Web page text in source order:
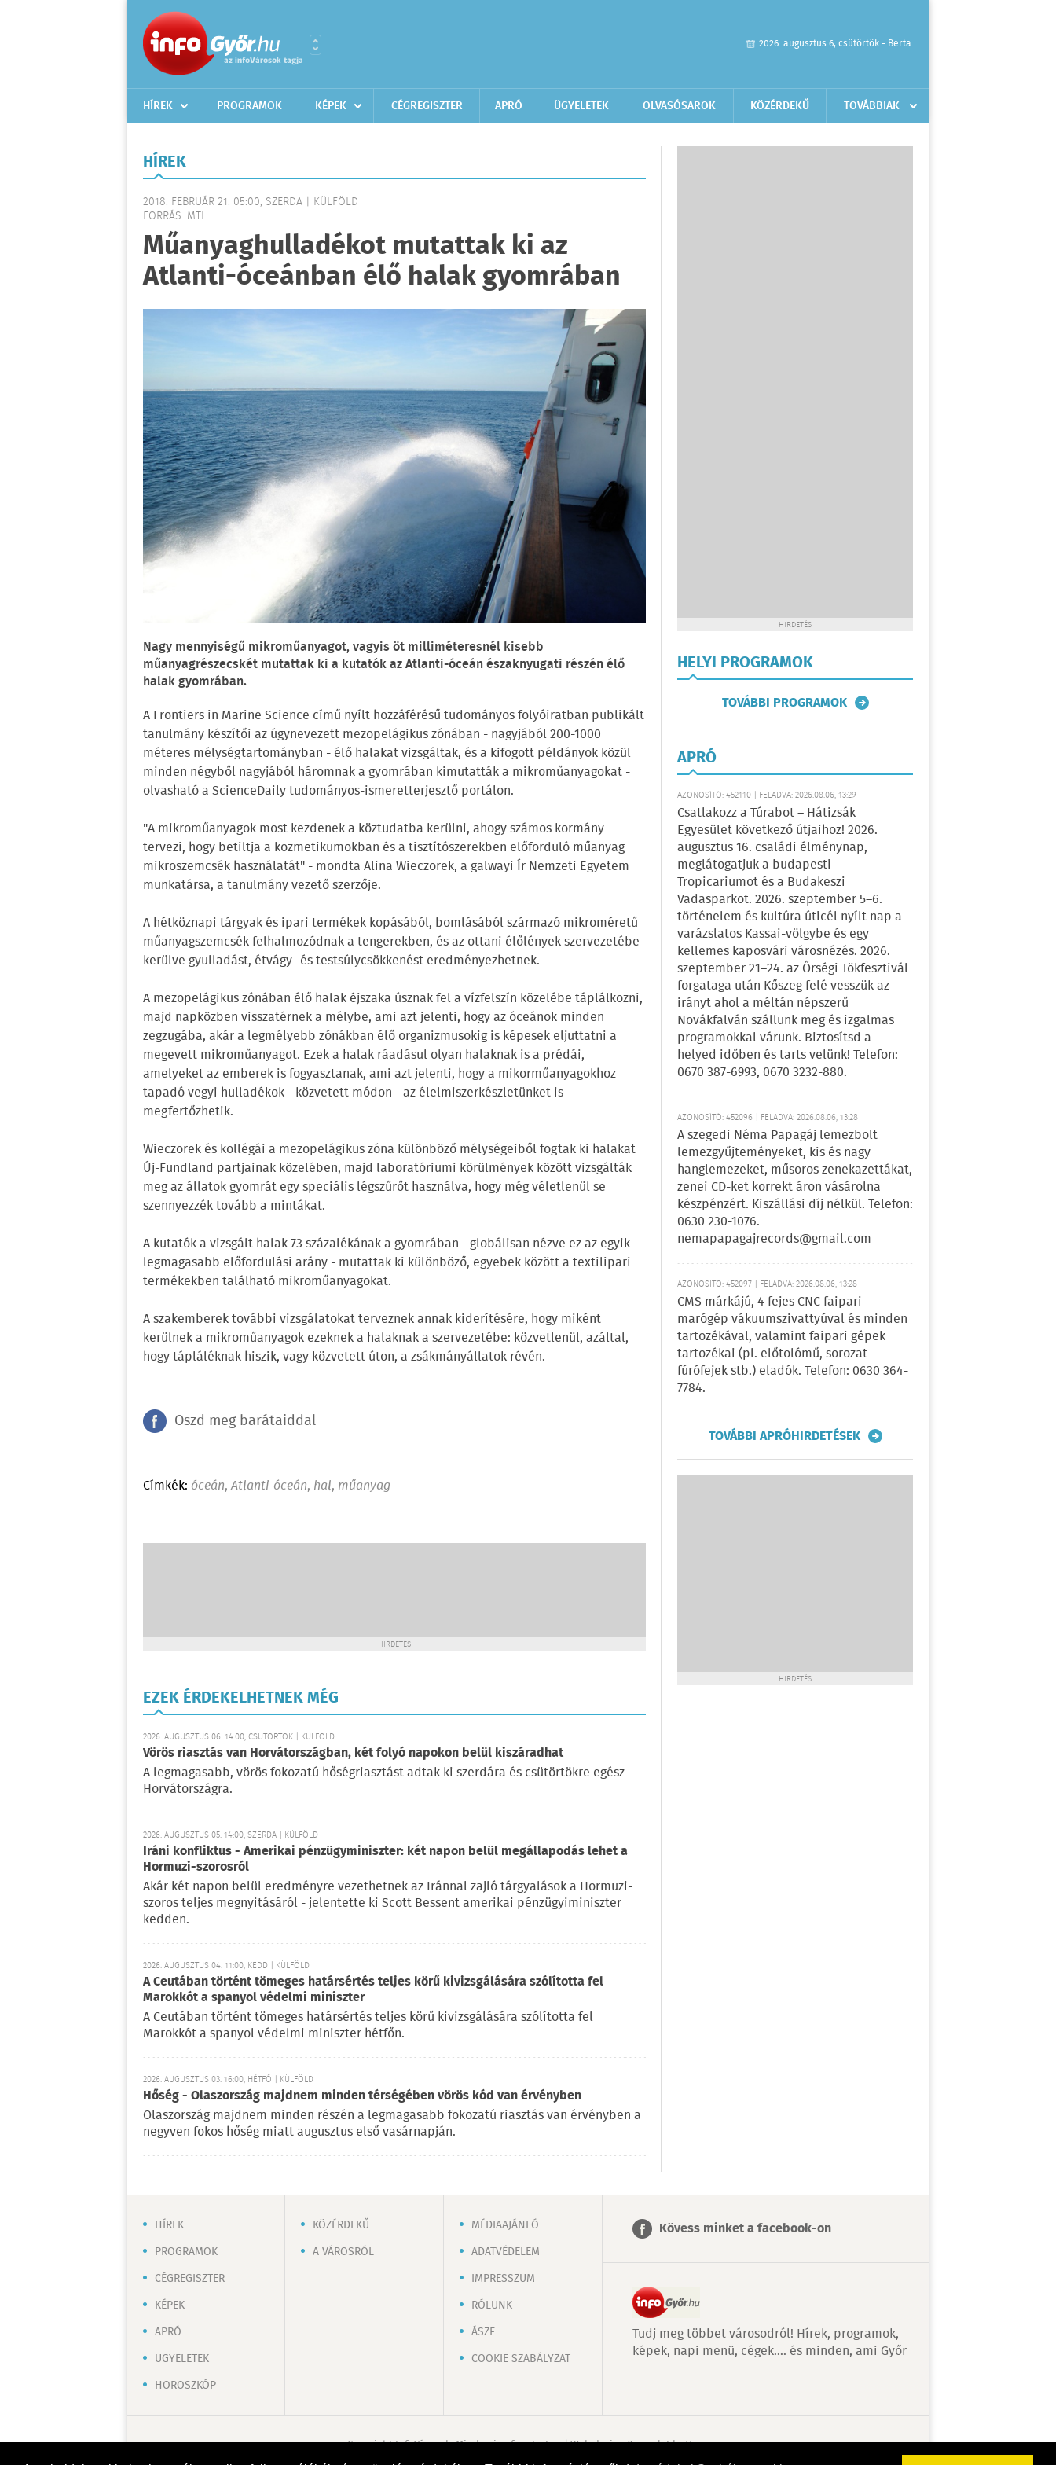
2026. augusztus 6, csütörtök - Berta
HÍREK PROGRAMOK KÉPEK CÉGREGISZTER APRÓ ÜGYELETEK OLVASÓSAROK KÖZÉRDEKŰ TOVÁBBIAK
HÍREK
2018. FEBRUÁR 21. 05:00, SZERDA | KÜLFÖLD
FORRÁS: MTI
Műanyaghulladékot mutattak ki az
Atlanti-óceánban élő halak gyomrában
Nagy mennyiségű mikroműanyagot, vagyis öt milliméteresnél kisebb
műanyagrészecskét mutattak ki a kutatók az Atlanti-óceán északnyugati részén élő
halak gyomrában.
A Frontiers in Marine Science című nyílt hozzáférésű tudományos folyóiratban publikált
tanulmány készítői az úgynevezett mezopelágikus zónában - nagyjából 200-1000
méteres mélységtartományban - élő halakat vizsgáltak, és a kifogott példányok közül
minden négyből nagyjából háromnak a gyomrában kimutatták a mikroműanyagokat -
olvasható a ScienceDaily tudományos-ismeretterjesztő portálon.
"A mikroműanyagok most kezdenek a köztudatba kerülni, ahogy számos kormány
tervezi, hogy betiltja a kozmetikumokban és a tisztítószerekben előforduló műanyag
mikroszemcsék használatát" - mondta Alina Wieczorek, a galwayi Ír Nemzeti Egyetem
munkatársa, a tanulmány vezető szerzője.
A hétköznapi tárgyak és ipari termékek kopásából, bomlásából származó mikroméretű
műanyagszemcsék felhalmozódnak a tengerekben, és az ottani élőlények szervezetébe
kerülve gyulladást, étvágy- és testsúlycsökkenést eredményezhetnek.
A mezopelágikus zónában élő halak éjszaka úsznak fel a vízfelszín közelébe táplálkozni,
majd napközben visszatérnek a mélybe, ami azt jelenti, hogy az óceánok minden
zegzugába, akár a legmélyebb zónákban élő organizmusokig is képesek eljuttatni a
megevett mikroműanyagot. Ezek a halak ráadásul olyan halaknak is a prédái,
amelyeket az emberek is fogyasztanak, ami azt jelenti, hogy a mikorműanyagokhoz
tapadó vegyi hulladékok - közvetett módon - az élelmiszerkészletünket is
megfertőzhetik.
Wieczorek és kollégái a mezopelágikus zóna különböző mélységeiből fogtak ki halakat
Új-Fundland partjainak közelében, majd laboratóriumi körülmények között vizsgálták
meg az állatok gyomrát egy speciális légszűrőt használva, hogy még véletlenül se
szennyezzék tovább a mintákat.
A kutatók a vizsgált halak 73 százalékának a gyomrában - globálisan nézve ez az egyik
legmagasabb előfordulási arány - mutattak ki különböző, egyebek között a textilipari
termékekben található mikroműanyagokat.
A szakemberek további vizsgálatokat terveznek annak kiderítésére, hogy miként
kerülnek a mikroműanyagok ezeknek a halaknak a szervezetébe: közvetlenül, azáltal,
hogy tápláléknak hiszik, vagy közvetett úton, a zsákmányállatok révén.
Oszd meg barátaiddal
Címkék: óceán,Atlanti-óceán, hal, műanyag
HIRDETÉS
EZEK ÉRDEKELHETNEK MÉG
2026. AUGUSZTUS 06. 14:00, CSÜTÖRTÖK | KÜLFÖLD
Vörös riasztás van Horvátországban, két folyó napokon belül kiszáradhat
A legmagasabb, vörös fokozatú hőségriasztást adtak ki szerdára és csütörtökre egész
Horvátországra.
2026. AUGUSZTUS 05. 14:00, SZERDA | KÜLFÖLD
Iráni konfliktus - Amerikai pénzügyminiszter: két napon belül megállapodás lehet a
Hormuzi-szorosról
Akár két napon belül eredményre vezethetnek az Iránnal zajló tárgyalások a Hormuzi-
szoros teljes megnyitásáról - jelentette ki Scott Bessent amerikai pénzügyiminiszter
kedden.
2026. AUGUSZTUS 04. 11:00, KEDD | KÜLFÖLD
A Ceutában történt tömeges határsértés teljes körű kivizsgálására szólította fel
Marokkót a spanyol védelmi miniszter
A Ceutában történt tömeges határsértés teljes körű kivizsgálására szólította fel
Marokkót a spanyol védelmi miniszter hétfőn.
2026. AUGUSZTUS 03. 16:00, HÉTFŐ | KÜLFÖLD
Hőség - Olaszország majdnem minden térségében vörös kód van érvényben
Olaszország majdnem minden részén a legmagasabb fokozatú riasztás van érvényben a
negyven fokos hőség miatt augusztus első vasárnapján.
HIRDETÉS
HELYI PROGRAMOK
TOVÁBBI PROGRAMOK
APRÓ
AZONOSÍTÓ: 452110 | FELADVA: 2026.08.06, 13:29
Csatlakozz a Túrabot – Hátizsák
Egyesület következő útjaihoz! 2026.
augusztus 16. családi élménynap,
meglátogatjuk a budapesti
Tropicariumot és a Budakeszi
Vadasparkot. 2026. szeptember 5–6.
történelem és kultúra úticél nyílt nap a
varázslatos Kassai-völgybe és egy
kellemes kaposvári városnézés. 2026.
szeptember 21–24. az Őrségi Tökfesztivál
forgataga után Kőszeg felé vesszük az
irányt ahol a méltán népszerű
Novákfalván szállunk meg és izgalmas
programokkal várunk. Biztosítsd a
helyed időben és tarts velünk! Telefon:
0670 387-6993, 0670 3232-880.
AZONOSÍTÓ: 452096 | FELADVA: 2026.08.06, 13:28
A szegedi Néma Papagáj lemezbolt
lemezgyűjteményeket, kis és nagy
hanglemezeket, műsoros zenekazettákat,
zenei CD-ket korrekt áron vásárolna
készpénzért. Kiszállási díj nélkül. Telefon:
0630 230-1076.
nemapapagajrecords@gmail.com
AZONOSÍTÓ: 452097 | FELADVA: 2026.08.06, 13:28
CMS márkájú, 4 fejes CNC faipari
marógép vákuumszivattyúval és minden
tartozékával, valamint faipari gépek
tartozékai (pl. előtolómű, sorozat
fúrófejek stb.) eladók. Telefon: 0630 364-
7784.
TOVÁBBI APRÓHIRDETÉSEK
HIRDETÉS
HÍREK
PROGRAMOK
CÉGREGISZTER
KÉPEK
APRÓ
ÜGYELETEK
HOROSZKÓP
KÖZÉRDEKŰ
A VÁROSRÓL
MÉDIAAJÁNLÓ
ADATVÉDELEM
IMPRESSZUM
RÓLUNK
ÁSZF
COOKIE SZABÁLYZAT
Kövess minket a facebook-on
Tudj meg többet városodról! Hírek, programok,
képek, napi menü, cégek…. és minden, ami Győr
Copyright InfoVárosok. Minden jog fenntartva. | Web design & arculat byVoov